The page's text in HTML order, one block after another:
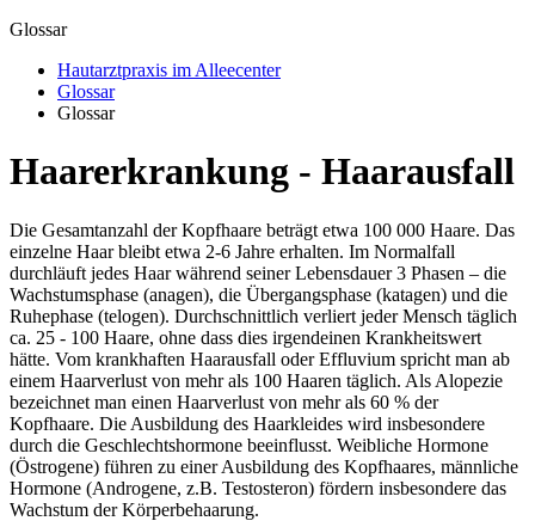
Glossar
Hautarztpraxis im Alleecenter
Glossar
Glossar
Haarerkrankung - Haarausfall
Die Gesamtanzahl der Kopfhaare beträgt etwa 100 000 Haare. Das
einzelne Haar bleibt etwa 2-6 Jahre erhalten. Im Normalfall
durchläuft jedes Haar während seiner Lebensdauer 3 Phasen – die
Wachstumsphase (anagen), die Übergangsphase (katagen) und die
Ruhephase (telogen). Durchschnittlich verliert jeder Mensch täglich
ca. 25 - 100 Haare, ohne dass dies irgendeinen Krankheitswert
hätte. Vom krankhaften Haarausfall oder Effluvium spricht man ab
einem Haarverlust von mehr als 100 Haaren täglich. Als Alopezie
bezeichnet man einen Haarverlust von mehr als 60 % der
Kopfhaare. Die Ausbildung des Haarkleides wird insbesondere
durch die Geschlechtshormone beeinflusst. Weibliche Hormone
(Östrogene) führen zu einer Ausbildung des Kopfhaares, männliche
Hormone (Androgene, z.B. Testosteron) fördern insbesondere das
Wachstum der Körperbehaarung.